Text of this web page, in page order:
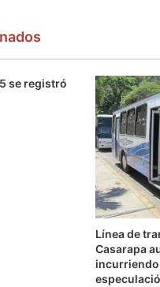
se registró
Línea de
Casarapa